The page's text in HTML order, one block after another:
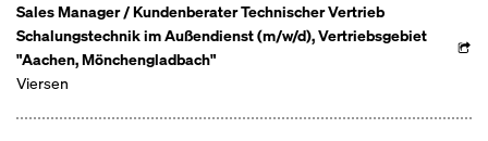
Sales Manager / Kundenberater Technischer Vertrieb
Schalungstechnik im Außendienst (m/w/d), Vertriebsgebiet
"Aachen, Mönchengladbach"
Viersen